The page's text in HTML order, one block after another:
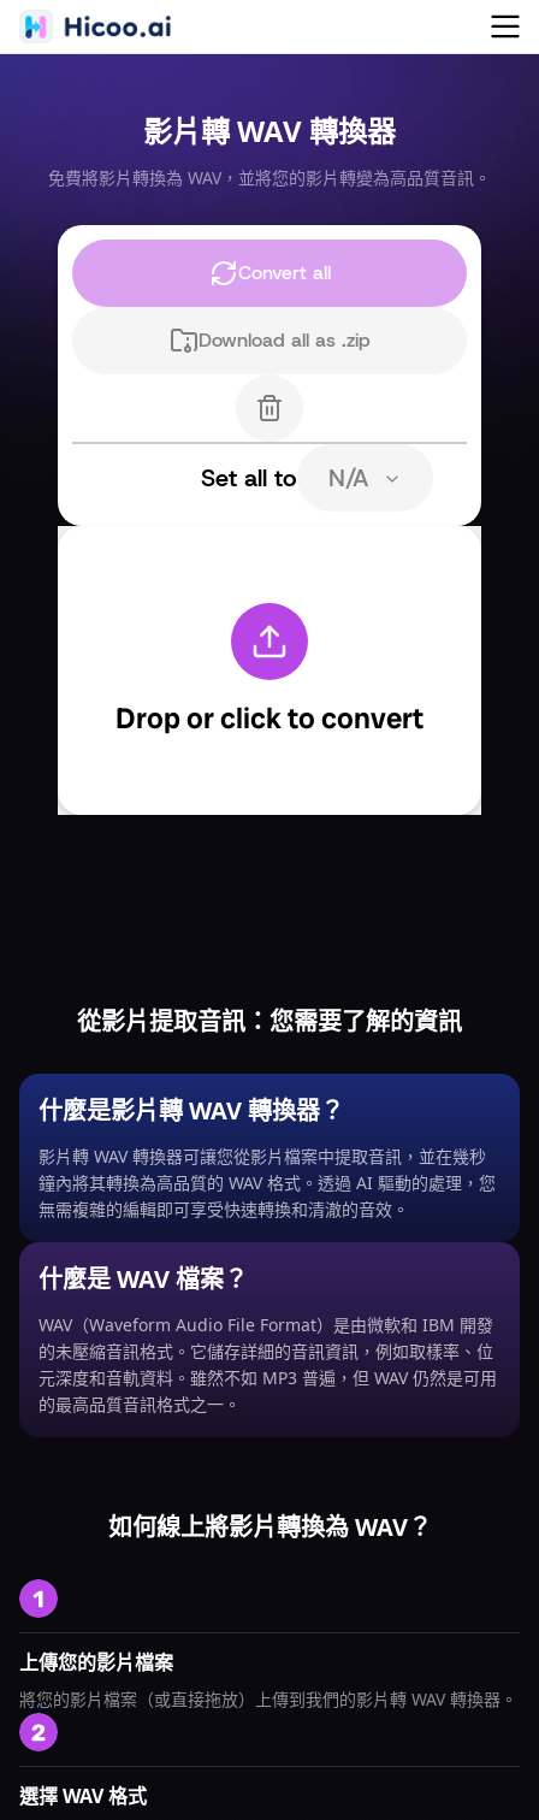
影片轉 WAV 轉換器
免費將影片轉換為 WAV，並將您的影片轉變為高品質音訊。
從影片提取音訊：您需要了解的資訊
什麼是影片轉 WAV 轉換器？
影片轉 WAV 轉換器可讓您從影片檔案中提取音訊，並在幾秒
鐘內將其轉換為高品質的 WAV 格式。透過 AI 驅動的處理，您
無需複雜的編輯即可享受快速轉換和清澈的音效。
什麼是 WAV 檔案？
WAV（Waveform Audio File Format）是由微軟和 IBM 開發
的未壓縮音訊格式。它儲存詳細的音訊資訊，例如取樣率、位
元深度和音軌資料。雖然不如 MP3 普遍，但 WAV 仍然是可用
的最高品質音訊格式之一。
如何線上將影片轉換為 WAV？
上傳您的影片檔案
將您的影片檔案（或直接拖放）上傳到我們的影片轉 WAV 轉換器。
選擇 WAV 格式